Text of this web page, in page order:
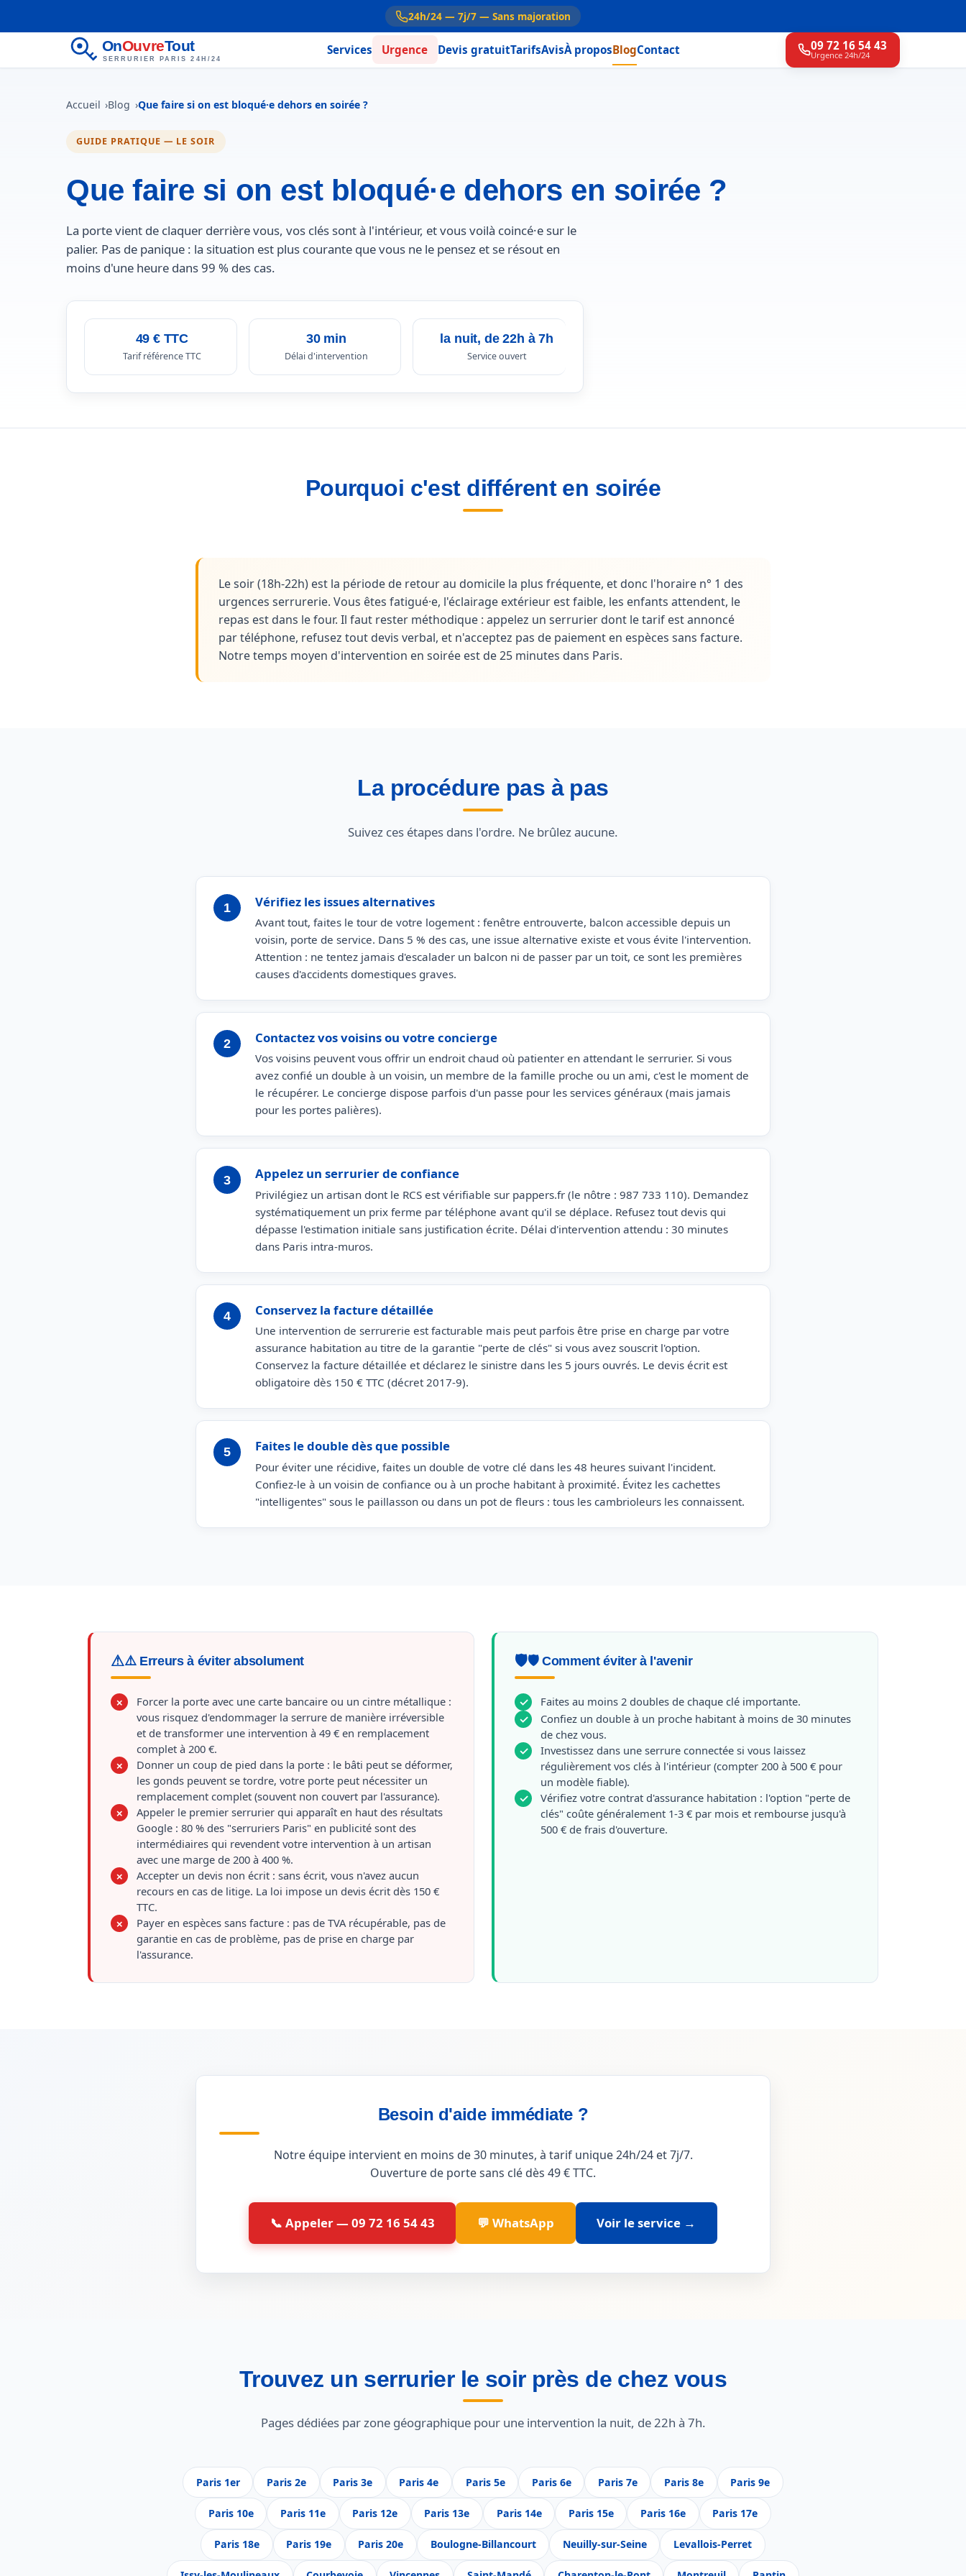
24h/24 — 7j/7 — Sans majoration
OnOuvreTout
SERRURIER PARIS 24H/24
Services Urgence Devis gratuitTarifsAvisÀ proposBlogContact 09 72 16 54 43
Urgence 24h/24
Accueil Blog Que faire si on est bloqué·e dehors en soirée ?
GUIDE PRATIQUE — LE SOIR
Que faire si on est bloqué·e dehors en soirée ?
La porte vient de claquer derrière vous, vos clés sont à l'intérieur, et vous voilà coincé·e sur le
palier. Pas de panique : la situation est plus courante que vous ne le pensez et se résout en
moins d'une heure dans 99 % des cas.
49 € TTC
Tarif référence TTC
30 min
Délai d'intervention
la nuit, de 22h à 7h
Service ouvert
Pourquoi c'est différent en soirée
Le soir (18h-22h) est la période de retour au domicile la plus fréquente, et donc l'horaire n° 1 des
urgences serrurerie. Vous êtes fatigué·e, l'éclairage extérieur est faible, les enfants attendent, le
repas est dans le four. Il faut rester méthodique : appelez un serrurier dont le tarif est annoncé
par téléphone, refusez tout devis verbal, et n'acceptez pas de paiement en espèces sans facture.
Notre temps moyen d'intervention en soirée est de 25 minutes dans Paris.
La procédure pas à pas
Suivez ces étapes dans l'ordre. Ne brûlez aucune.
1 Vérifiez les issues alternatives
Avant tout, faites le tour de votre logement : fenêtre entrouverte, balcon accessible depuis un
voisin, porte de service. Dans 5 % des cas, une issue alternative existe et vous évite l'intervention.
Attention : ne tentez jamais d'escalader un balcon ni de passer par un toit, ce sont les premières
causes d'accidents domestiques graves.
2 Contactez vos voisins ou votre concierge
Vos voisins peuvent vous offrir un endroit chaud où patienter en attendant le serrurier. Si vous
avez confié un double à un voisin, un membre de la famille proche ou un ami, c'est le moment de
le récupérer. Le concierge dispose parfois d'un passe pour les services généraux (mais jamais
pour les portes palières).
3 Appelez un serrurier de confiance
Privilégiez un artisan dont le RCS est vérifiable sur pappers.fr (le nôtre : 987 733 110). Demandez
systématiquement un prix ferme par téléphone avant qu'il se déplace. Refusez tout devis qui
dépasse l'estimation initiale sans justification écrite. Délai d'intervention attendu : 30 minutes
dans Paris intra-muros.
4 Conservez la facture détaillée
Une intervention de serrurerie est facturable mais peut parfois être prise en charge par votre
assurance habitation au titre de la garantie "perte de clés" si vous avez souscrit l'option.
Conservez la facture détaillée et déclarez le sinistre dans les 5 jours ouvrés. Le devis écrit est
obligatoire dès 150 € TTC (décret 2017-9).
5 Faites le double dès que possible
Pour éviter une récidive, faites un double de votre clé dans les 48 heures suivant l'incident.
Confiez-le à un voisin de confiance ou à un proche habitant à proximité. Évitez les cachettes
"intelligentes" sous le paillasson ou dans un pot de fleurs : tous les cambrioleurs les connaissent.
⚠️ Erreurs à éviter absolument
✗
Forcer la porte avec une carte bancaire ou un cintre métallique :
vous risquez d'endommager la serrure de manière irréversible
et de transformer une intervention à 49 € en remplacement
complet à 200 €.
✗
Donner un coup de pied dans la porte : le bâti peut se déformer,
les gonds peuvent se tordre, votre porte peut nécessiter un
remplacement complet (souvent non couvert par l'assurance).
✗
Appeler le premier serrurier qui apparaît en haut des résultats
Google : 80 % des "serruriers Paris" en publicité sont des
intermédiaires qui revendent votre intervention à un artisan
avec une marge de 200 à 400 %.
✗
Accepter un devis non écrit : sans écrit, vous n'avez aucun
recours en cas de litige. La loi impose un devis écrit dès 150 €
TTC.
✗
Payer en espèces sans facture : pas de TVA récupérable, pas de
garantie en cas de problème, pas de prise en charge par
l'assurance.
🛡️ Comment éviter à l'avenir
✓
Faites au moins 2 doubles de chaque clé importante.
✓
Confiez un double à un proche habitant à moins de 30 minutes
de chez vous.
✓
Investissez dans une serrure connectée si vous laissez
régulièrement vos clés à l'intérieur (compter 200 à 500 € pour
un modèle fiable).
✓
Vérifiez votre contrat d'assurance habitation : l'option "perte de
clés" coûte généralement 1-3 € par mois et rembourse jusqu'à
500 € de frais d'ouverture.
Besoin d'aide immédiate ?
Notre équipe intervient en moins de 30 minutes, à tarif unique 24h/24 et 7j/7.
Ouverture de porte sans clé dès 49 € TTC.
📞 Appeler — 09 72 16 54 43 💬 WhatsApp Voir le service →
Trouvez un serrurier le soir près de chez vous
Pages dédiées par zone géographique pour une intervention la nuit, de 22h à 7h.
Paris 1er Paris 2e Paris 3e Paris 4e Paris 5e Paris 6e Paris 7e Paris 8e Paris 9e
Paris 10e Paris 11e Paris 12e Paris 13e Paris 14e Paris 15e Paris 16e Paris 17e
Paris 18e Paris 19e Paris 20e Boulogne-Billancourt Neuilly-sur-Seine Levallois-Perret